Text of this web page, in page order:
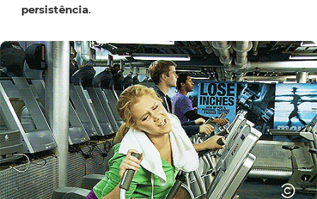
persistência.